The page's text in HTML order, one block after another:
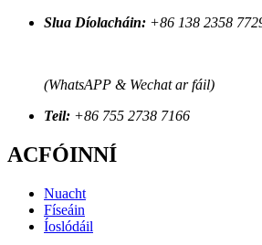
Slua Díolacháin: +86 138 2358
(WhatsAPP & Wechat ar fáil)
Teil: +86 755 2738 7166
ACFÓINNÍ
Nuacht
Físeáin
Íoslódáil